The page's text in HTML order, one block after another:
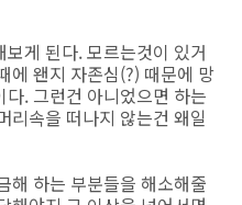
게 된다. 모르는것이 있거
에 왠지 자존심(?) 때문에 망
. 그런건 아니었으면 하는
리속을 떠나지 않는건 왜일
해 하는 부분들을 해소해줄